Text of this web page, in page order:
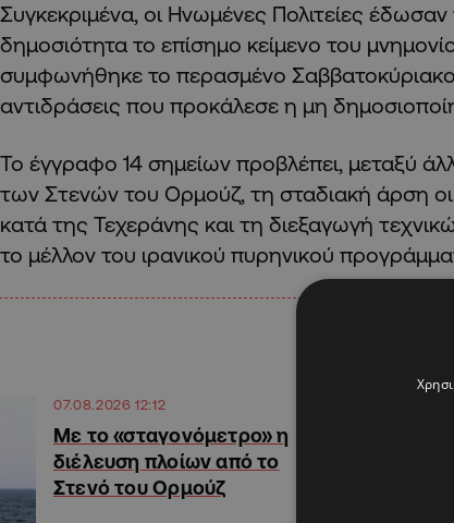
Συγκεκριμένα, οι Ηνωμένες Πολιτείες
δημοσιότητα το επίσημο κείμενο του
συμφωνήθηκε το περασμένο Σαββατοκύριακο
αντιδράσεις που προκάλεσε η μη
Το έγγραφο 14 σημείων προβλέπει, μεταξύ
των Στενών του Ορμούζ, τη σταδιακή άρση
κατά της Τεχεράνης και τη διεξαγωγή
το μέλλον του ιρανικού πυρηνικού
07.08.2026 12:12
Με το «σταγονόμετρο» η
διέλευση πλοίων από το
Στενό του Ορμούζ